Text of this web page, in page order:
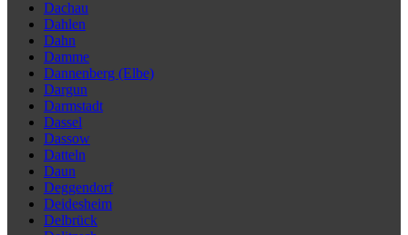
Dachau
Dahlen
Dahn
Damme
Dannenberg (Elbe)
Dargun
Darmstadt
Dassel
Dassow
Datteln
Daun
Deggendorf
Deidesheim
Delbrück